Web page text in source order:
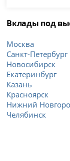
Вклады под
Москва
Санкт-Петербург
Новосибирск
Екатеринбург
Казань
Красноярск
Нижний
Челябинск